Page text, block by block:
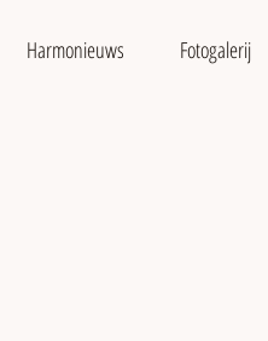
Harmonieuws Fotogalerij